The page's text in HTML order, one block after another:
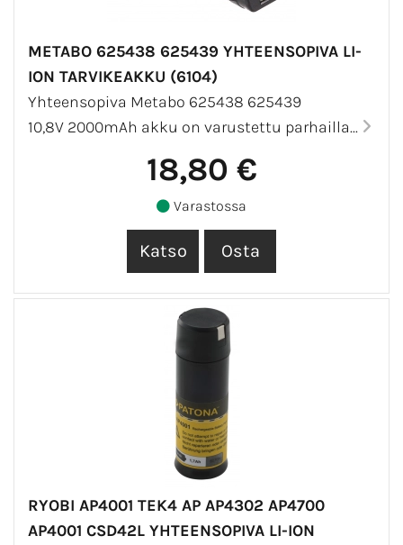
METABO 625438 625439 YHTEENSOPIVA LI-
ION TARVIKEAKKU (6104)
Yhteensopiva Metabo 625438 625439
10,8V 2000mAh akku on varustettu parhailla...
18,80 €
Varastossa
RYOBI AP4001 TEK4 AP AP4302 AP4700
AP4001 CSD42L YHTEENSOPIVA LI-ION